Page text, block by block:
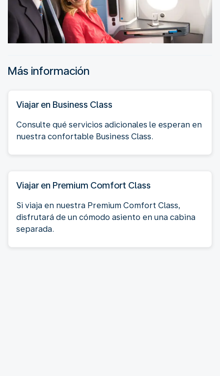
Más información
Viajar en Business Class
Consulte qué servicios adicionales le esperan en
nuestra confortable Business Class.
Viajar en Premium Comfort Class
Si viaja en nuestra Premium Comfort Class,
disfrutará de un cómodo asiento en una cabina
separada.